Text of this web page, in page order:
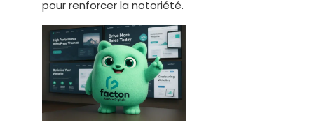
pour renforcer la notoriété.